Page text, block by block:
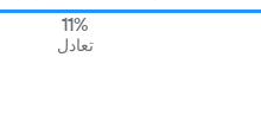
11%
تعادل